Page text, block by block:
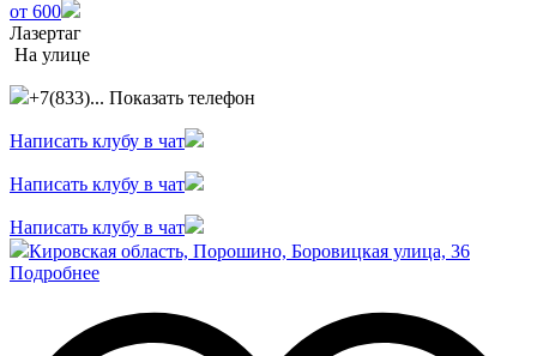
от 600
Лазертаг
На улице
+7(833)... Показать телефон
Написать клубу в чат
Написать клубу в чат
Написать клубу в чат
Кировская область, Порошино, Боровицкая улица, 36
Подробнее